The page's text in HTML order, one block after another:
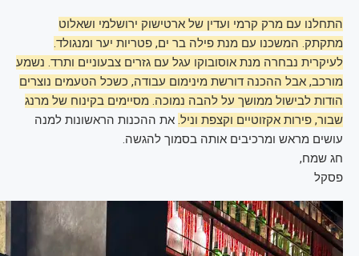
התחלנו עם מרק קרמי ועדין של ארטישוק ירושלמי ושאלוט
מתקתק. המשכנו עם מנת פילה בר ים, פטריות יער ומנגולד.
לעיקרית נבחרה מנת אוסובוקו עגל עם גזרים צבעוניים ותרד. נשמע
מורכב, אבל ההכנה דורשת מינימום עבודה, כשכל הטעמים נוצרים
הודות לבישול ממושך על להבה נמוכה. מסיימים בקינוח של מרנג
שבור, פירות אקזוטיים וקצפת וניל. את ההכנות הראשונות למנה
עושים מראש ומרכיבים אותה בסמוך להגשה.
חג שמח,
פסקל